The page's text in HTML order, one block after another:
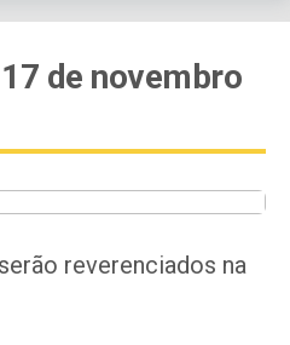
de novembro
reverenciados na